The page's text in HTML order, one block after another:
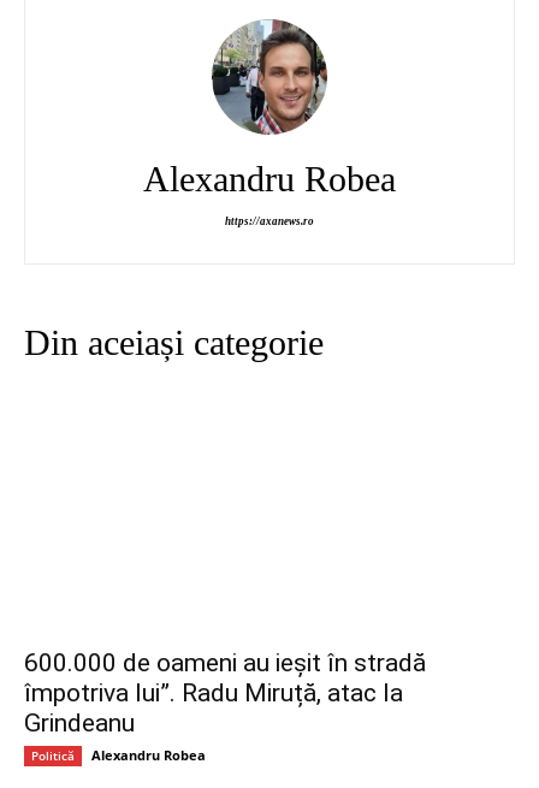
Alexandru Robea
https://axanews.ro
Din aceiași categorie
600.000 de oameni au ieșit în stradă
împotriva lui”. Radu Miruță, atac la
Grindeanu
Politică Alexandru Robea